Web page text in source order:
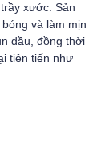
xước. Sản
và làm mịn
dầu, đồng thời
tiên tiến như